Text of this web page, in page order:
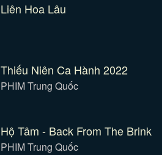
Liên Hoa Lâu
Thiếu Niên Ca Hành 2022
PHIM Trung Quốc
Hộ Tâm - Back From The Brink
PHIM Trung Quốc